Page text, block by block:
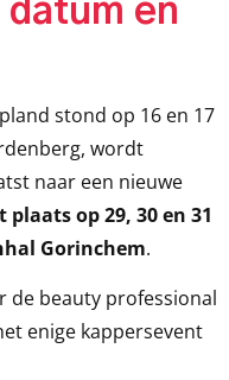
datum én
stond op 16 en 17
wordt
naar een nieuwe
plaats op29, 30 en 31
Gorinchem.
de beauty professional
enige kappersevent